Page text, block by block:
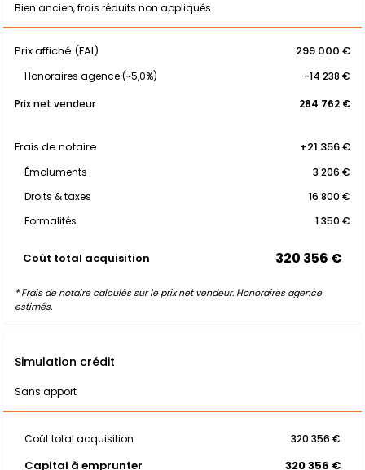
Bien ancien, frais réduits non appliqués
Prix affiché (FAI) 299 000 €
Honoraires agence (~5,0%)
-14 238 €
Prix net vendeur
284 762 €
Frais de notaire +21 356 €
Émoluments
3 206 €
Droits & taxes
16 800 €
Formalités
1 350 €
Coût total acquisition 320 356 €
* Frais de notaire calculés sur le prix net vendeur. Honoraires agence
estimés.
Simulation crédit
Sans apport
Coût total acquisition 320 356 €
Capital à emprunter 320 356 €